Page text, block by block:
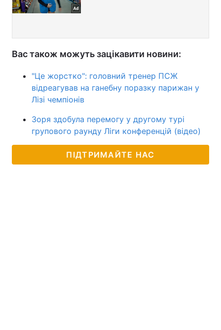
Вас також можуть зацікавити новини:
"Це жорстко": головний тренер ПСЖ
відреагував на ганебну поразку парижан у
Лізі чемпіонів
Зоря здобула перемогу у другому турі
групового раунду Ліги конференцій (відео)
ПІДТРИМАЙТЕ НАС